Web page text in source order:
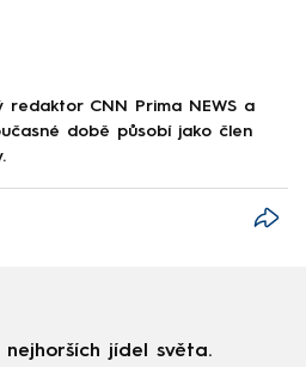
redaktor CNN Prima NEWS a
době působí jako člen
nejhorších jídel světa.